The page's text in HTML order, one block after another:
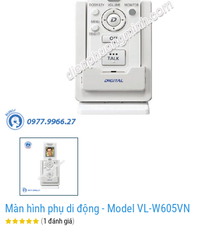
Màn hình phụ di động - Model VL-W605VN
(1 đánh giá)